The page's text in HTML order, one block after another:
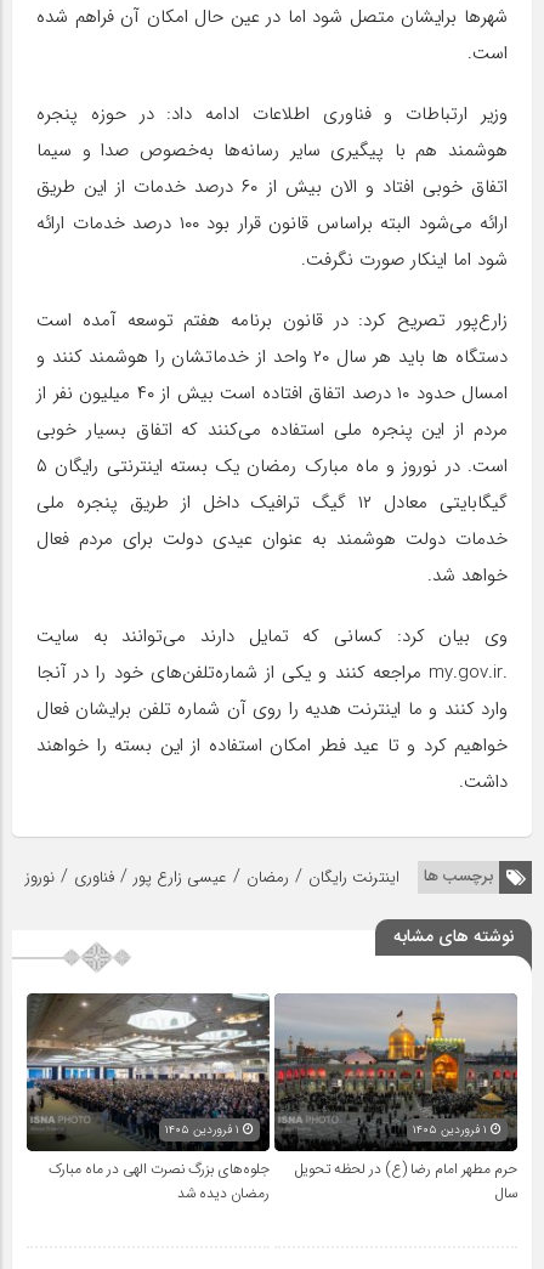
شهرها برایشان متصل شود اما در عین حال امکان آن فراهم شده
است.
وزیر ارتباطات و فناوری اطلاعات ادامه داد: در حوزه پنجره
هوشمند هم با پیگیری سایر رسانه‌ها به‌خصوص صدا و سیما
اتفاق خوبی افتاد و الان بیش از ۶۰ درصد خدمات از این طریق
ارائه می‌شود البته براساس قانون قرار بود ۱۰۰ درصد خدمات ارائه
شود اما اینکار صورت نگرفت.
زارع‌پور تصریح کرد: در قانون برنامه هفتم توسعه آمده است
دستگاه ها باید هر سال ۲۰ واحد از خدماتشان را هوشمند کنند و
امسال حدود ۱۰ درصد اتفاق افتاده است بیش از ۴۰ میلیون نفر از
مردم از این پنجره ملی استفاده می‌کنند که اتفاق بسیار خوبی
است. در نوروز و ماه مبارک رمضان یک بسته اینترنتی رایگان ۵
گیگابایتی معادل ۱۲ گیگ ترافیک داخل از طریق پنجره ملی
خدمات دولت هوشمند به عنوان عیدی دولت برای مردم فعال
خواهد شد.
وی بیان کرد: کسانی که تمایل دارند می‌توانند به سایت
.my.gov.ir مراجعه کنند و یکی از شماره‌تلفن‌های خود را در آنجا
وارد کنند و ما اینترنت هدیه را روی آن شماره تلفن برایشان فعال
خواهیم کرد و تا عید فطر امکان استفاده از این بسته را خواهند
داشت.
برچسب ها اینترنت رایگان / رمضان / عیسی زارع پور / فناوری / نوروز
نوشته های مشابه
حرم مطهر امام رضا (ع) در لحظه تحویل
سال
جلوه‌های بزرگ نصرت الهی در ماه مبارک
رمضان دیده شد